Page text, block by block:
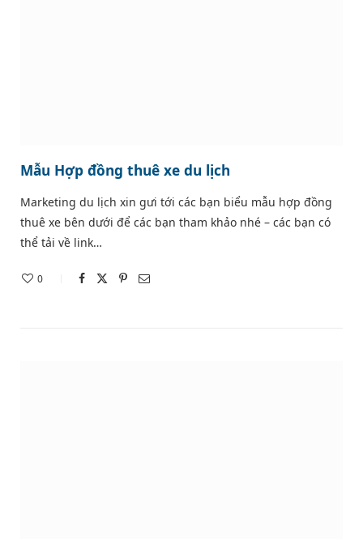
Mẫu Hợp đồng thuê xe du lịch
Marketing du lịch xin gưi tới các bạn biểu mẫu hợp đồng
thuê xe bên dưới để các bạn tham khảo nhé – các bạn có
thể tải về link…
0